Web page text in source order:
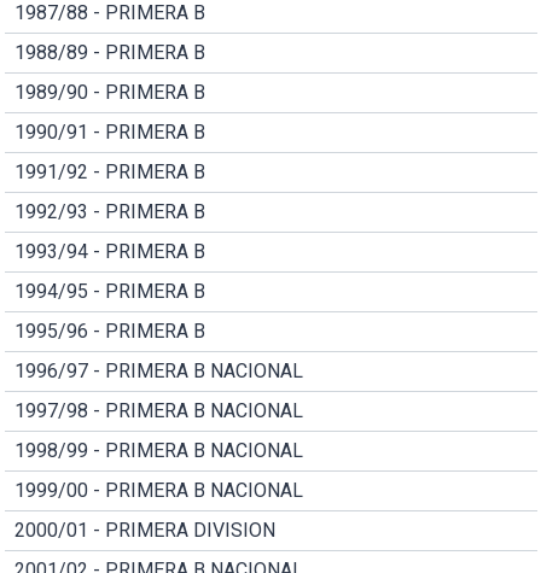
1987/88 - PRIMERA B
1988/89 - PRIMERA B
1989/90 - PRIMERA B
1990/91 - PRIMERA B
1991/92 - PRIMERA B
1992/93 - PRIMERA B
1993/94 - PRIMERA B
1994/95 - PRIMERA B
1995/96 - PRIMERA B
1996/97 - PRIMERA B NACIONAL
1997/98 - PRIMERA B NACIONAL
1998/99 - PRIMERA B NACIONAL
1999/00 - PRIMERA B NACIONAL
2000/01 - PRIMERA DIVISION